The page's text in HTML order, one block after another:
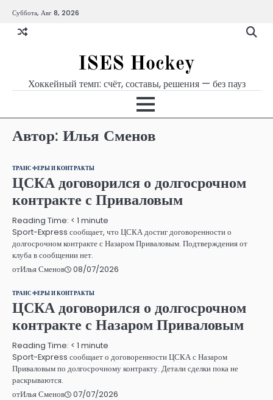
содержимому
Суббота, Авг 8, 2026
ISES Hockey
Хоккейный темп: счёт, составы, решения — без пауз
Автор: Илья Сменов
ТРАНСФЕРЫ И КОНТРАКТЫ
ЦСКА договорился о долгосрочном
контракте с Приваловым
Reading Time: < 1 minute
Sport-Express сообщает, что ЦСКА достиг договоренности о
долгосрочном контракте с Назаром Приваловым. Подтверждения от
клуба в сообщении нет.
отИлья Сменов 08/07/2026
ТРАНСФЕРЫ И КОНТРАКТЫ
ЦСКА договорился о долгосрочном
контракте с Назаром Приваловым
Reading Time: < 1 minute
Sport-Express сообщает о договоренности ЦСКА с Назаром
Приваловым по долгосрочному контракту. Детали сделки пока не
раскрываются.
отИлья Сменов 07/07/2026